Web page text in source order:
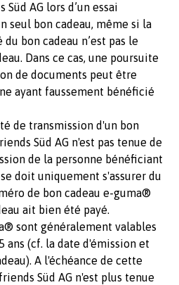
AG lors d’un essai
seul bon cadeau, même si la
bon cadeau n’est pas le
Dans ce cas, une poursuite
de documents peut être
ayant faussement bénéficié
de transmission d'un bon
Süd AG n'est pas tenue de
de la personne bénéficiant
doit uniquement s'assurer du
de bon cadeau e-guma®
ait bien été payé.
sont généralement valables
ans (cf. la date d'émission et
A l'échéance de cette
Süd AG n'est plus tenue